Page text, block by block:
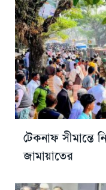
টেকনাফ সীমান্তে
জামায়াতের